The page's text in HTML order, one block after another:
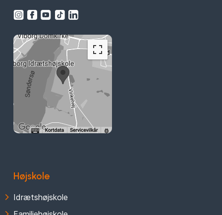
Højskole
Idrætshøjskole